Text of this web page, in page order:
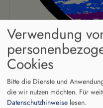
Verwendung
Cookies
Bitte die Dienste und
die wir nutzen möchten. Für
Datenschutzhinweise lesen.